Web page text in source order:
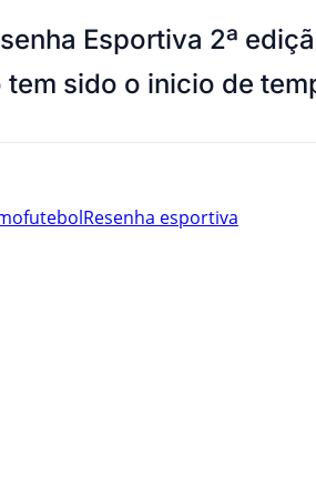
Esportiva 2ª
sido o inicio de
futebolResenha esportiva